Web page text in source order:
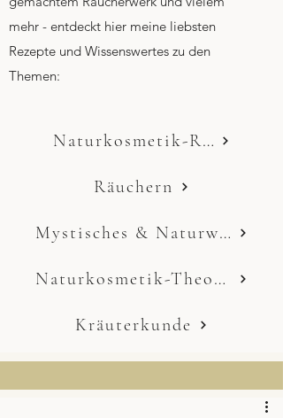
mehr - entdeckt hier meine liebsten
Rezepte und Wissenswertes zu den
Themen:
Naturkosmetik-Rezepte
Räuchern
Mystisches & Naturwissen
Naturkosmetik-Theorie
Kräuterkunde